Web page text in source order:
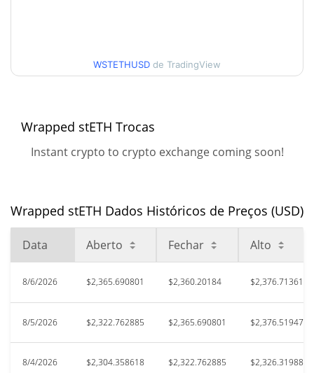
Máxima de todos os
$7,256.02
Baixa de todos os tempos
May 12, 2022 (4 anos atrás)
$558.54
323.55%
WSTETHUSD de TradingView
Wrapped stETH Trocas
Instant crypto to crypto exchange coming soon!
Wrapped stETH Dados Históricos de Preços (USD)
Data Aberto Fechar Alto
8/6/2026 $2,365.690801 $2,360.20184 $2,376.713611
8/5/2026 $2,322.762885 $2,365.690801 $2,376.519472
8/4/2026 $2,304.358618 $2,322.762885 $2,326.319883